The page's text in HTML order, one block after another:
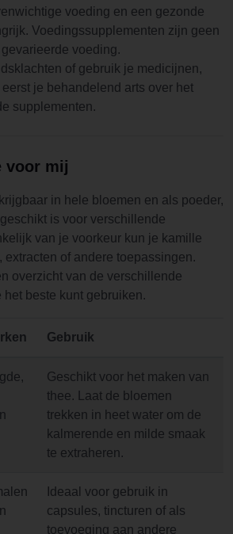
voeding en een gezonde
Voedingssupplementen zijn geen
voeding.
of gebruik je medicijnen,
je behandelend arts over het
supplementen.
voor mij
in hele bloemen en als poeder,
is voor verschillende
van je voorkeur kun je kamille
extracten of andere toepassingen.
overzicht van de verschillende
beste kunt gebruiken.
Gebruik
Geschikt voor het maken van
thee. Laat de bloemen
trekken in heet water om de
kalmerende en milde smaak
te extraheren.
Ideaal voor gebruik in
capsules, tincturen of als
toevoeging aan andere